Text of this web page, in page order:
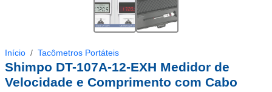
Início Tacômetros Portáteis
Shimpo DT-107A-12-EXH Medidor de
Velocidade e Comprimento com Cabo